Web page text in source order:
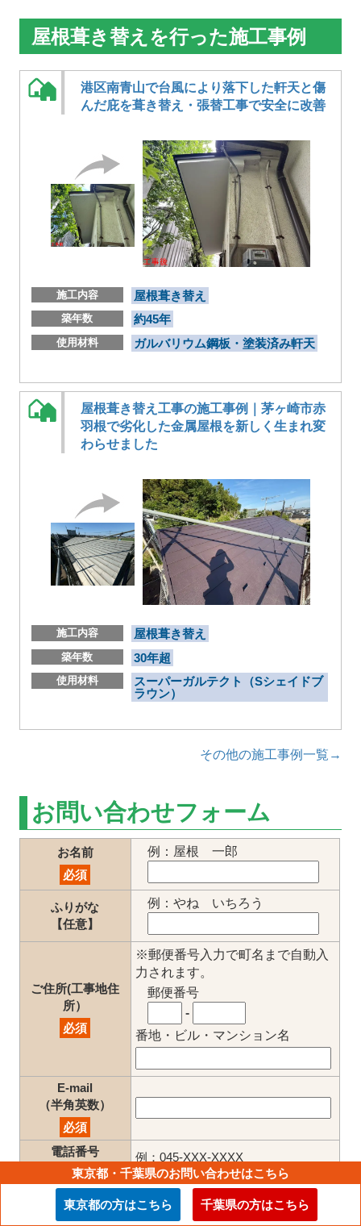
屋根葺き替えを行った施工事例
港区南青山で台風により落下した軒天と傷
んだ庇を葺き替え・張替工事で安全に改善
施工内容 屋根葺き替え
築年数 約45年
使用材料 ガルバリウム鋼板・塗装済み軒天
屋根葺き替え工事の施工事例｜茅ヶ崎市赤
羽根で劣化した金属屋根を新しく生まれ変
わらせました
施工内容 屋根葺き替え
築年数 30年超
使用材料
スーパーガルテクト（Sシェイドブ
ラウン）
その他の施工事例一覧→
お問い合わせフォーム
お名前
必須
例：屋根 一郎
ふりがな
【任意】
例：やね いちろう
ご住所(工事地住
所）
必須
※郵便番号入力で町名まで自動入
力されます。
郵便番号
-
番地・ビル・マンション名
E-mail
（半角英数）
必須
電話番号
（半角英数）
【任意】
例：045-XXX-XXXX
東京都・千葉県のお問い合わせはこちら
東京都の方はこちら 千葉県の方はこちら